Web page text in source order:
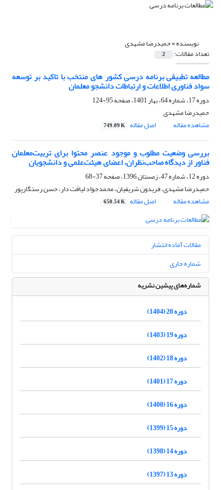
نویسنده =حمیدرضا مشهدی
تعداد مقالات: 2
مطالعه تطبیقی برنامه درسی کشور های منتخب با تاکید بر توسعه
سواد فناوری اطلاعات و ارتباطات دانشجو معلمان
دوره 17، شماره 64، بهار 1401، صفحه
95-124
حمیدرضا مشهدی
مشاهده مقاله
اصل مقاله 749.09 K
بررسی وضعیت مطلوب و موجود عنصر محتوا برای تربیت‌معلمان
فناور از دیدگاه صاحب‌نظران، اعضای هیئت‌علمی و دانشجویان
دوره 12، شماره 47، زمستان 1396، صفحه
37-68
حمیدرضا مشهدی، فریدون شریفیان، محمدجواد لیاقت دار، حسن رستگارپور
مشاهده مقاله
اصل مقاله 650.54 K
مقالات آماده انتشار
شماره جاری
شماره‌های پیشین نشریه
دوره 20 (1404)
دوره 19 (1403)
دوره 18 (1402)
دوره 17 (1401)
دوره 16 (1400)
دوره 15 (1399)
دوره 14 (1398)
دوره 13 (1397)